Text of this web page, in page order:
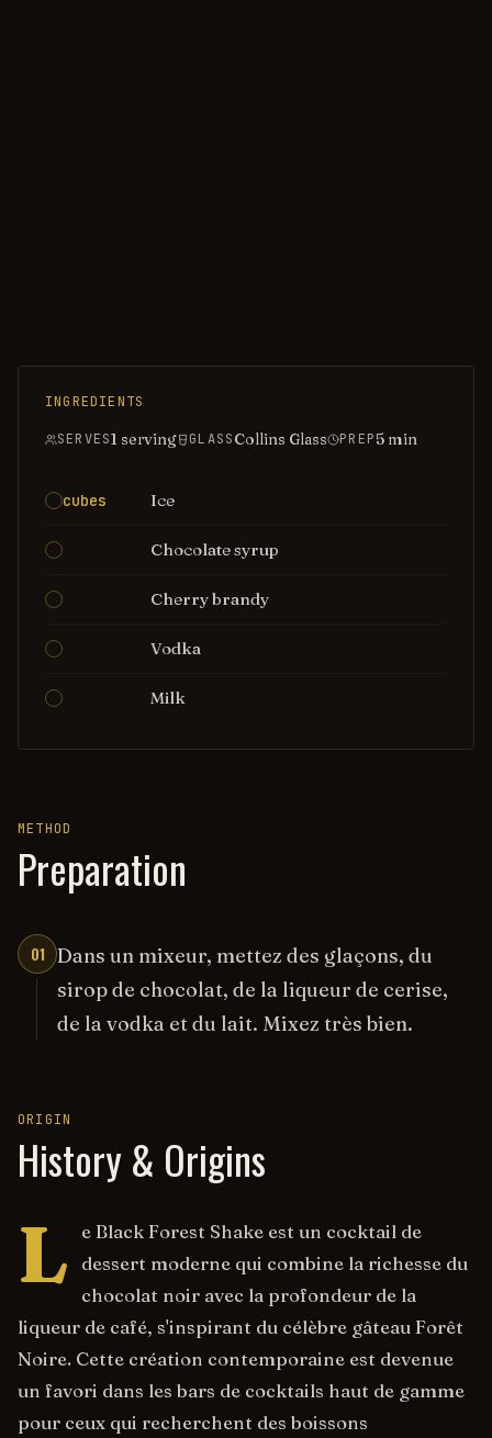
INGREDIENTS
SERVES1 serving GLASSCollins Glass PREP5 min
cubes Ice
Chocolate syrup
Cherry brandy
Vodka
Milk
METHOD
Preparation
01 Dans un mixeur, mettez des glaçons, du
sirop de chocolat, de la liqueur de cerise,
de la vodka et du lait. Mixez très bien.
ORIGIN
History & Origins
L
e Black Forest Shake est un cocktail de
dessert moderne qui combine la richesse du
chocolat noir avec la profondeur de la
liqueur de café, s'inspirant du célèbre gâteau Forêt
Noire. Cette création contemporaine est devenue
un favori dans les bars de cocktails haut de gamme
pour ceux qui recherchent des boissons